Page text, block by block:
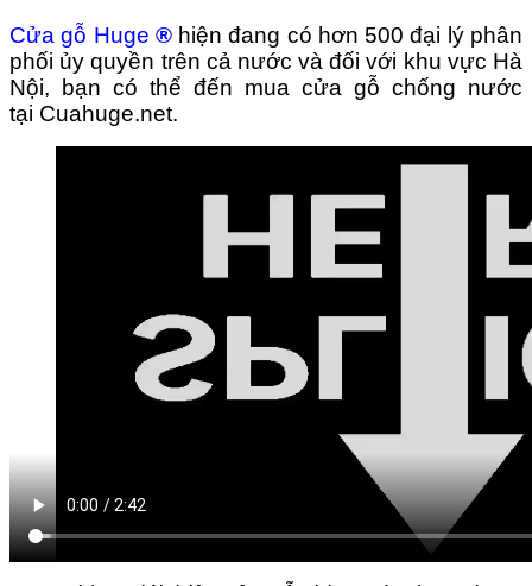
Cửa gỗ Huge ® hiện đang có hơn 500 đại lý phân
phối ủy quyền trên cả nước và đối với khu vực Hà
Nội, bạn có thể đến mua cửa gỗ chống nước
tại Cuahuge.net.